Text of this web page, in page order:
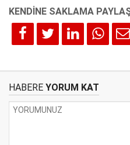
HABERE YORUM KAT